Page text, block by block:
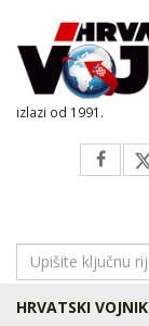
izlazi od 1991.
HRVATSKI VOJNIK